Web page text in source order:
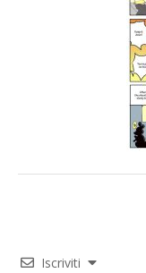
Iscriviti